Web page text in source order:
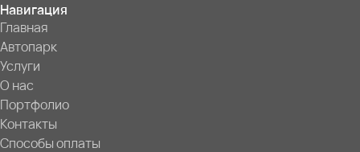
Навигация
Главная
Автопарк
Услуги
О нас
Портфолио
Контакты
Способы оплаты